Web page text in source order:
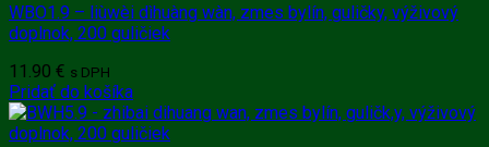
WBO1.9 – liùwèi dìhuàng wàn, zmes bylín, guličky, výživový
doplnok, 200 guličiek
11.90 € s DPH
Pridať do košíka